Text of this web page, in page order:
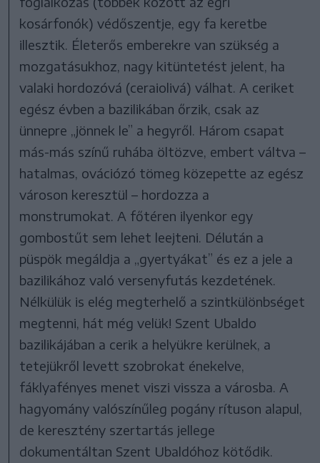
kosárfonók) védőszentje, egy fa keretbe
illesztik. Életerős emberekre van szükség a
mozgatásukhoz, nagy kitüntetést jelent, ha
valaki hordozóvá (ceraiolivá) válhat. A ceriket
egész évben a bazilikában őrzik, csak az
ünnepre „jönnek le” a hegyről. Három csapat
más-más színű ruhába öltözve, embert váltva –
hatalmas, ovációzó tömeg közepette az egész
városon keresztül – hordozza a
monstrumokat. A főtéren ilyenkor egy
gombostűt sem lehet leejteni. Délután a
püspök megáldja a „gyertyákat” és ez a jele a
bazilikához való versenyfutás kezdetének.
Nélkülük is elég megterhelő a szintkülönbséget
megtenni, hát még velük! Szent Ubaldo
bazilikájában a cerik a helyükre kerülnek, a
tetejükről levett szobrokat énekelve,
fáklyafényes menet viszi vissza a városba. A
hagyomány valószínűleg pogány rítuson alapul,
de keresztény szertartás jellege
dokumentáltan Szent Ubaldóhoz kötődik.